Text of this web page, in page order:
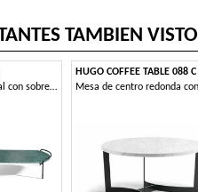
TAMBIEN VISTO
Mesa auxiliar de metal con sobre rectangular o redondo de mármol